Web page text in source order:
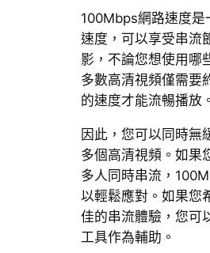
100Mbps網路速度是
速度，可以享受串流
影，不論您想使用哪
多數高清視頻僅需要
的速度才能流暢播放。
因此，您可以同時無
多個高清視頻。如果
多人同時串流，
以輕鬆應對。如果您
佳的串流體驗，您可
工具作為輔助。